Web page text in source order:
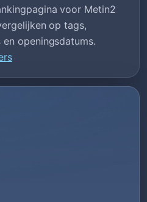
voor Metin2
op tags,
openingsdatums.